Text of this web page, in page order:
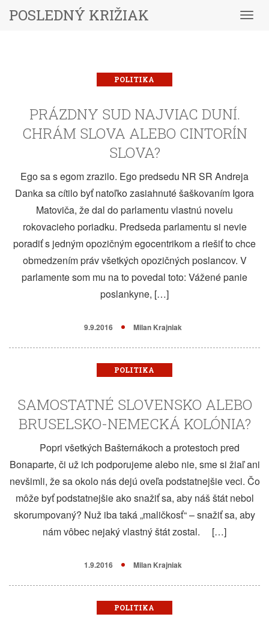
Menu
POSLEDNÝ KRIŽIAK
POLITIKA
PRÁZDNY SUD NAJVIAC DUNÍ.
CHRÁM SLOVA ALEBO CINTORÍN
SLOVA?
Ego sa s egom zrazilo. Ego predsedu NR SR Andreja
Danka sa cítilo byť natoľko zasiahnuté šaškovaním Igora
Matoviča, že dal do parlamentu vlastnú novelu
rokovacieho poriadku. Predseda parlamentu si nevie
poradiť s jedným opozičným egocentrikom a riešiť to chce
obmedzením práv všetkých opozičných poslancov. V
parlamente som mu na to povedal toto: Vážené panie
poslankyne, […]
9.9.2016 Milan Krajniak
POLITIKA
SAMOSTATNÉ SLOVENSKO ALEBO
BRUSELSKO-NEMECKÁ KOLÓNIA?
Popri všetkých Bašternákoch a protestoch pred
Bonaparte, či už ich podporujeme alebo nie, sme si žiaľ ani
nevšimli, že sa okolo nás dejú oveľa podstatnejšie veci. Čo
môže byť podstatnejšie ako snažiť sa, aby náš štát nebol
skorumpovaný? Nuž iba taká „maličkosť“ – snažiť sa, aby
nám vôbec nejaký vlastný štát zostal. […]
1.9.2016 Milan Krajniak
POLITIKA